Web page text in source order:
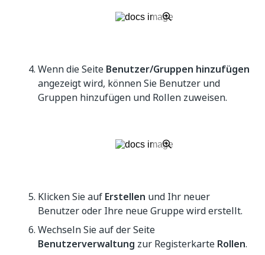
Wenn die Seite Benutzer/Gruppen hinzufügen
angezeigt wird, können Sie Benutzer und
Gruppen hinzufügen und Rollen zuweisen.
Klicken Sie auf Erstellen und Ihr neuer
Benutzer oder Ihre neue Gruppe wird erstellt.
Wechseln Sie auf der Seite
Benutzerverwaltung zur Registerkarte Rollen.